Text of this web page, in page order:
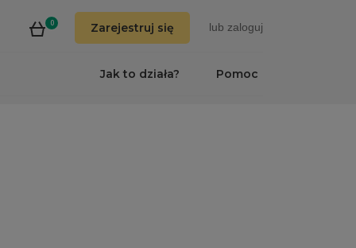
0 Zarejestruj się lub zaloguj
Pomoc
Jak to działa?